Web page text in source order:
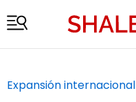
Expansión internacional